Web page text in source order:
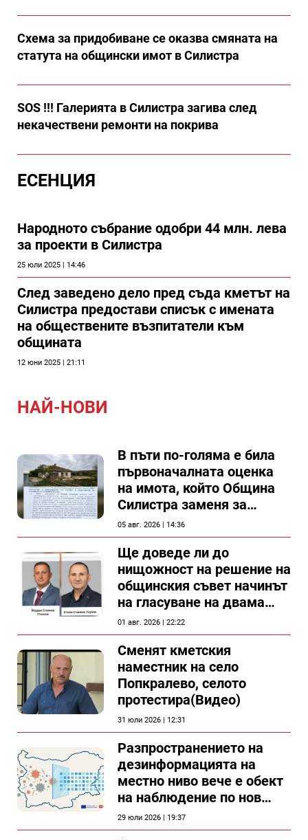
Схема за придобиване се оказва смяната на
статута на общински имот в Силистра
SOS !!! Галерията в Силистра загива след
некачествени ремонти на покрива
ЕСЕНЦИЯ
Народното събрание одобри 44 млн. лева
за проекти в Силистра
25 юли 2025 | 14:46
След заведено дело пред съда кметът на
Силистра предостави списък с имената
на обществените възпитатели към
общината
12 юни 2025 | 21:11
НАЙ-НОВИ
В пъти по-голяма е била
първоначалната оценка
на имота, който Община
Силистра заменя за
спирка, показват
документи
05 авг. 2026 | 14:36
Ще доведе ли до
нищожност на решение на
общинския съвет начинът
на гласуване на двама
съветници в Силистра?
01 авг. 2026 | 22:22
Сменят кметския
наместник на село
Попкралево, селото
протестира(Видео)
31 юли 2026 | 12:31
Разпространението на
дезинформацията на
местно ниво вече е обект
на наблюдение по нов
проект
29 юли 2026 | 19:37